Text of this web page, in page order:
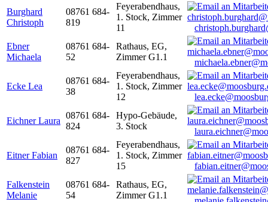
Burghard
Christoph
08761 684-
819
Feyerabendhaus,
1. Stock, Zimmer
11
Ebner
Michaela
08761 684-
52
Rathaus, EG,
Zimmer G1.1
Ecke Lea
08761 684-
38
Feyerabendhaus,
1. Stock, Zimmer
12
Eichner Laura
08761 684-
824
Hypo-Gebäude,
3. Stock
Eitner Fabian
08761 684-
827
Feyerabendhaus,
1. Stock, Zimmer
15
Falkenstein
Melanie
08761 684-
54
Rathaus, EG,
Zimmer G1.1